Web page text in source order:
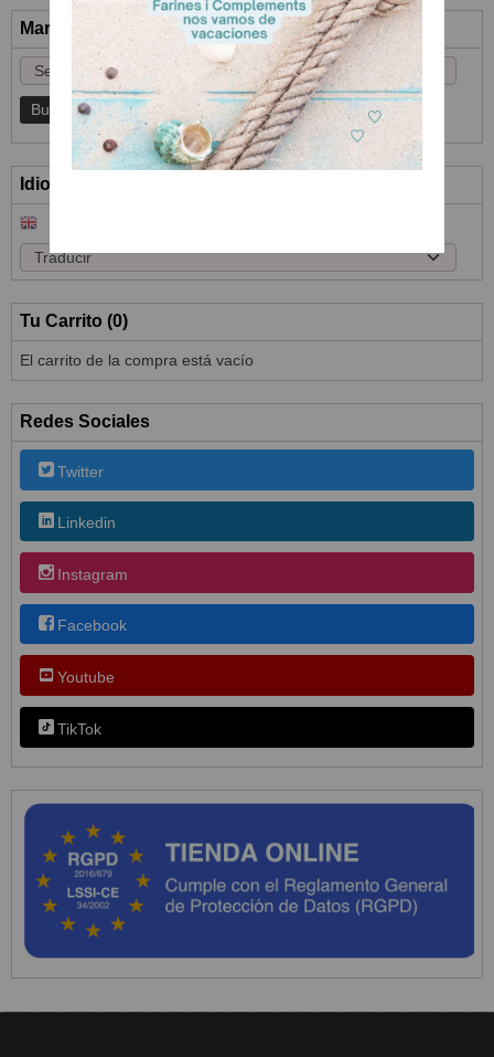
Marcas
Idioma
Tu Carrito (0)
El carrito de la compra está vacío
Redes Sociales
Twitter
Linkedin
Instagram
Facebook
Youtube
TikTok